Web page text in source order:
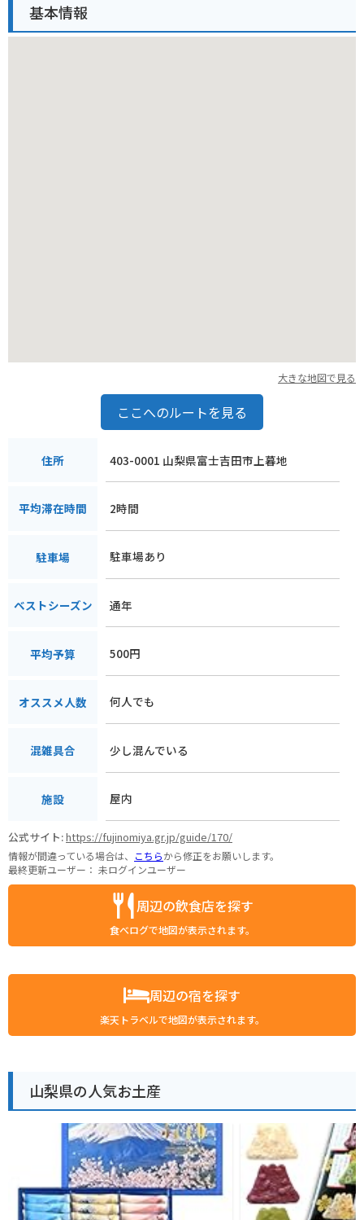
滝つぼ近くには遊歩道が整備されており、轟轟と水の落ちる音
を間近に感じながら、その迫力を体感できます。周辺には食事
基本情報
大きな地図で見る
ここへのルートを見る
住所 403-0001 山梨県富士吉田市上暮地
平均滞在時間 2時間
駐車場 駐車場あり
ベストシーズン 通年
平均予算 500円
オススメ人数 何人でも
混雑具合 少し混んでいる
施設 屋内
公式サイト:https://fujinomiya.gr.jp/guide/170/
情報が間違っている場合は、 こちらから修正をお願いします。
最終更新ユーザー： 未ログインユーザー
周辺の飲食店を探す
食べログで地図が表示されます。
周辺の宿を探す
楽天トラベルで地図が表示されます。
山梨県の人気お土産